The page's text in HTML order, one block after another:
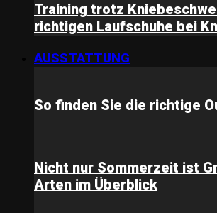
Training trotz
richtigen Laufschuhe bei
AUSSTATTUNG
So finden Sie die richtige
Nicht nur Sommerzeit ist
Arten im Überblick